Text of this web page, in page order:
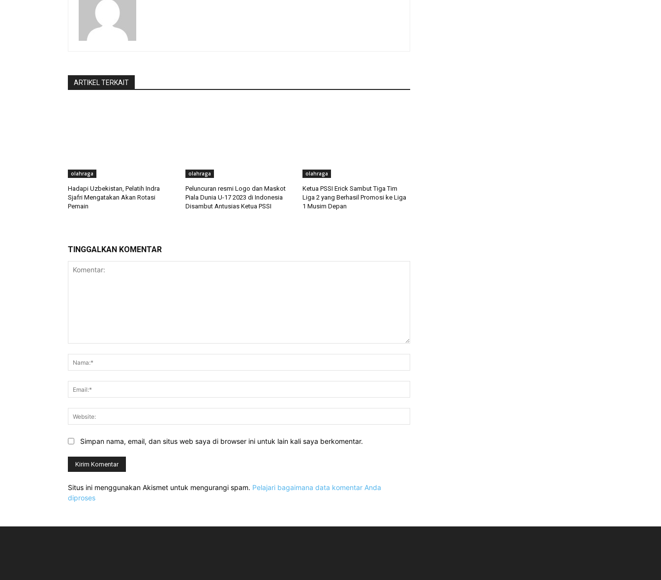
ARTIKEL TERKAIT
olahraga
Hadapi Uzbekistan, Pelatih Indra
Sjafri Mengatakan Akan Rotasi
Pemain
olahraga
Peluncuran resmi Logo dan Maskot
Piala Dunia U-17 2023 di Indonesia
Disambut Antusias Ketua PSSI
olahraga
Ketua PSSI Erick Sambut Tiga Tim
Liga 2 yang Berhasil Promosi ke Liga
1 Musim Depan
TINGGALKAN KOMENTAR
Simpan nama, email, dan situs web saya di browser ini untuk lain kali saya berkomentar.
Situs ini menggunakan Akismet untuk mengurangi spam. Pelajari bagaimana data komentar Anda
diproses